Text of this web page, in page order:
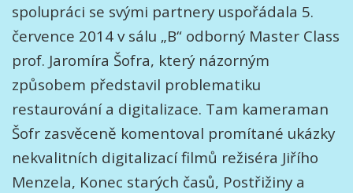
spolupráci se svými partnery uspořádala 5.
července 2014 v sálu „B“ odborný Master Class
prof. Jaromíra Šofra, který názorným
způsobem představil problematiku
restaurování a digitalizace. Tam kameraman
Šofr zasvěceně komentoval promítané ukázky
nekvalitních digitalizací filmů režiséra Jiřího
Menzela, Konec starých časů, Postřižiny a